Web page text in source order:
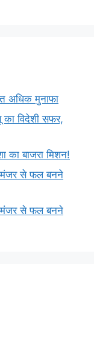
अधिक मुनाफा
विदेशी सफर,
का बाजरा मिशन!
से फल बनने
से फल बनने